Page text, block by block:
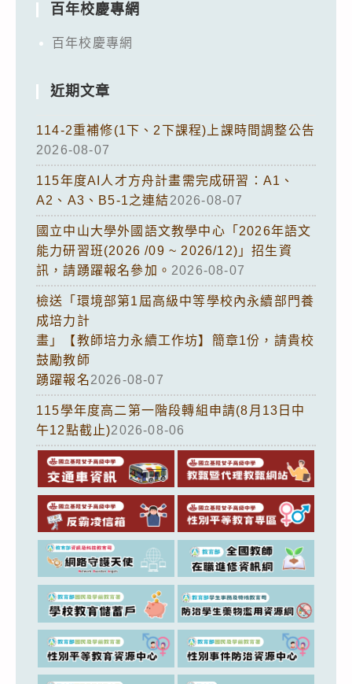
百年校慶專網
百年校慶專網
近期文章
114-2重補修(1下、2下課程)上課時間調整公告
2026-08-07
115年度AI人才方舟計畫需完成研習：A1、
A2、A3、B5-1之連結2026-08-07
國立中山大學外國語文教學中心「2026年語文
能力研習班(2026 /09 ~ 2026/12)」招生資
訊，請踴躍報名參加。 2026-08-07
檢送「環境部第1屆高級中等學校內永續部門養
成培力計
畫」【教師培力永續工作坊】簡章1份，請貴校
鼓勵教師
踴躍報名2026-08-07
115學年度高二第一階段轉組申請(8月13日中
午12點截止)2026-08-06